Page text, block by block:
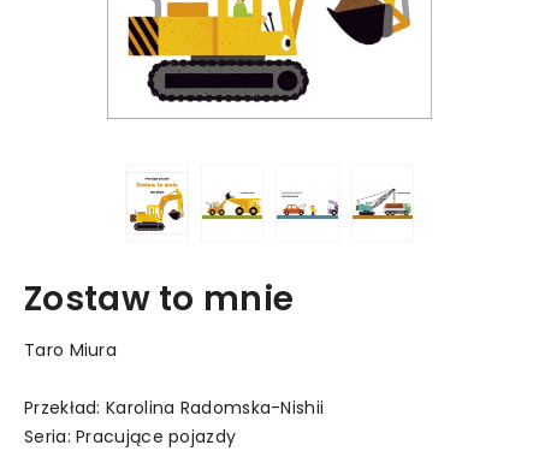
Zostaw to mnie
Taro Miura
Przekład: Karolina Radomska-Nishii
Seria: Pracujące pojazdy